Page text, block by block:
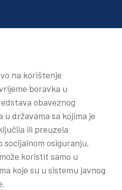
na korištenje
boravka u
obaveznog
državama sa kojima je
ili preuzela
socijalnom osiguranju.
koristit samo u
koje su u sistemu javnog